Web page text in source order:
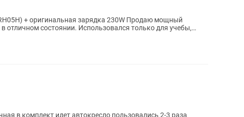
оригинальная зарядка 230W Продаю мощный
отличном состоянии. Использовался только для учебы,
в комплект идет автокресло пользовались 2-3 раза